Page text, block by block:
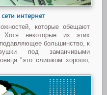
интернет
которые обещают
некоторые из этих
большинство, к
под заманчивыми
"это слишком хорошо,